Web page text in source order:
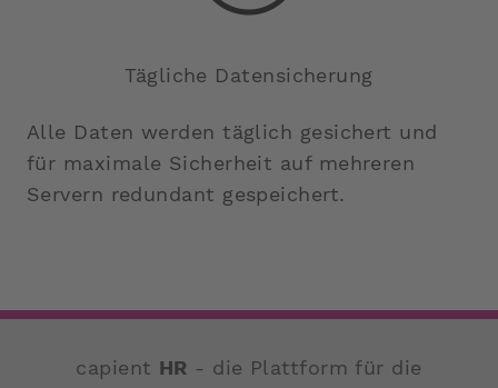
Tägliche Datensicherung
Alle Daten werden täglich gesichert und
für maximale Sicherheit auf mehreren
Servern redundant gespeichert.
capient HR - die Plattform für die